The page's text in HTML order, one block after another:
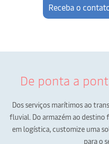
Receba o
De ponta a
Dos serviços marítimos ao
fluvial.Do armazém ao destino
em logística,customize uma
para o